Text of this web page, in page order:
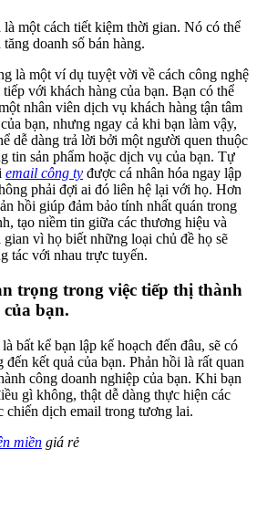
một cách tiết kiệm thời gian. Nó có thể
doanh số bán hàng.
là một ví dụ tuyệt vời về cách công nghệ
với khách hàng của bạn. Bạn có thể
nhân viên dịch vụ khách hàng tận tâm
bạn, nhưng ngay cả khi bạn làm vậy,
dễ dàng trả lời bởi một người quen thuộc
tin sản phẩm hoặc dịch vụ của bạn. Tự
email công ty được cá nhân hóa ngay lập
phải đợi ai đó liên hệ lại với họ. Hơn
hồi giúp đảm bảo tính nhất quán trong
tạo niềm tin giữa các thương hiệu và
vì họ biết những loại chủ đề họ sẽ
tác với nhau trực tuyến.
trọng trong việc tiếp thị thành
bạn.
bất kể bạn lập kế hoạch đến đâu, sẽ có
kết quả của bạn. Phản hồi là rất quan
công doanh nghiệp của bạn. Khi bạn
gì không, thật dễ dàng thực hiện các
chiến dịch email trong tương lai.
miền giá rẻ